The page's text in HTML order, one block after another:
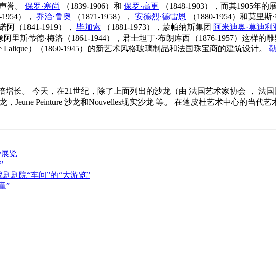
誉。 保罗·塞尚 （1839-1906）和 保罗·高更 （1848-1903），而其1905年
1954）， 乔治·鲁奥 （1871-1958）， 安德烈·德雷恩 （1880-1954）和莫里
（1841-1919）， 毕加索 （1881-1973），蒙帕纳斯集团 阿米迪奥·莫迪利
里斯蒂德·梅洛（1861-1944），君士坦丁·布朗库西（1876-1957）这样的
）（1860-1945）的新艺术风格玻璃制品和法国珠宝商的建筑设计。
增长。 今天，在21世纪，除了上面列出的沙龙（由 法国艺术家协会 ， 法国
，Jeune Peinture 沙龙和Nouvelles现实沙龙 等。 在蓬皮杜艺术中心的当代艺
展览
剧院“车间”的“大游览”
”